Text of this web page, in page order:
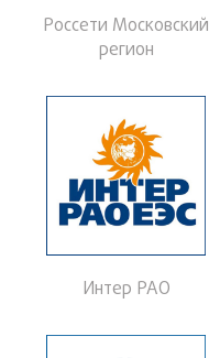
Россети Московский
регион
Интер РАО